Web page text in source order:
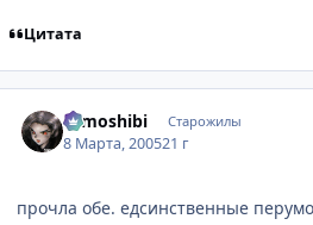
Цитата
tomoshibi Старожилы
8 Марта, 200521 г
прочла обе. едсинственные